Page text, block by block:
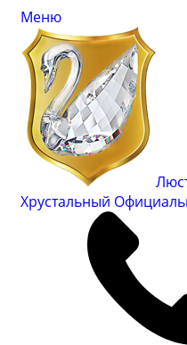
Меню
Хрустальный